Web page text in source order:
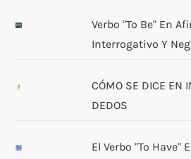
Verbo "to Be" En
Interrogativo Y
CÓMO SE DICE EN
DEDOS
El Verbo "to Have"